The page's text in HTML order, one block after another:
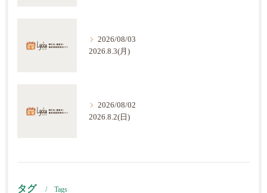
2026/08/03
2026.8.3(月)
2026/08/02
2026.8.2(日)
タグ Tags